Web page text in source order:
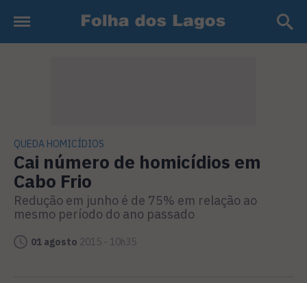
QUEDA HOMICÍDIOS
Cai número de homicídios em
Cabo Frio
Redução em junho é de 75% em relação ao
mesmo período do ano passado
01 agosto 2015 - 10h35